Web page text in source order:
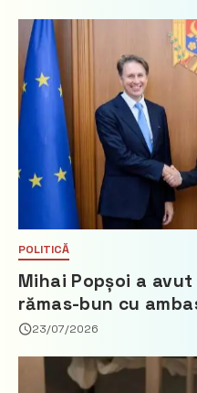
POLITICĂ
Mihai Popșoi a
rămas-bun cu
Țărilor de Jos, Fred
23/07/2026